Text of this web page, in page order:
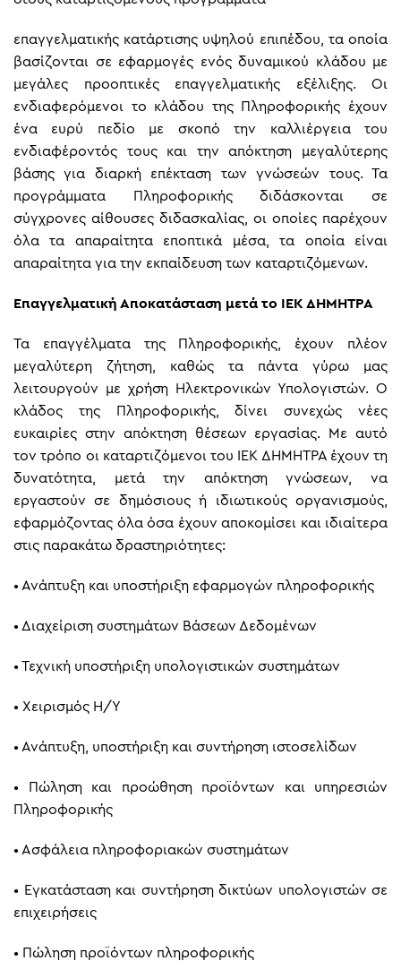
επαγγελματικής κατάρτισης υψηλού επιπέδου, τα οποία
βασίζονται σε εφαρμογές ενός δυναμικού κλάδου με
μεγάλες προοπτικές επαγγελματικής εξέλιξης. Οι
ενδιαφερόμενοι το κλάδου της Πληροφορικής έχουν
ένα ευρύ πεδίο με σκοπό την καλλιέργεια του
ενδιαφέροντός τους και την απόκτηση μεγαλύτερης
βάσης για διαρκή επέκταση των γνώσεών τους. Τα
προγράμματα Πληροφορικής διδάσκονται σε
σύγχρονες αίθουσες διδασκαλίας, οι οποίες παρέχουν
όλα τα απαραίτητα εποπτικά μέσα, τα οποία είναι
απαραίτητα για την εκπαίδευση των καταρτιζόμενων.
Επαγγελματική Αποκατάσταση μετά το ΙΕΚ ΔΗΜΗΤΡΑ
Τα επαγγέλματα της Πληροφορικής, έχουν πλέον
μεγαλύτερη ζήτηση, καθώς τα πάντα γύρω μας
λειτουργούν με χρήση Ηλεκτρονικών Υπολογιστών. Ο
κλάδος της Πληροφορικής, δίνει συνεχώς νέες
ευκαιρίες στην απόκτηση θέσεων εργασίας. Με αυτό
τον τρόπο οι καταρτιζόμενοι του ΙΕΚ ΔΗΜΗΤΡΑ έχουν τη
δυνατότητα, μετά την απόκτηση γνώσεων, να
εργαστούν σε δημόσιους ή ιδιωτικούς οργανισμούς,
εφαρμόζοντας όλα όσα έχουν αποκομίσει και ιδιαίτερα
στις παρακάτω δραστηριότητες:
• Ανάπτυξη και υποστήριξη εφαρμογών πληροφορικής
• Διαχείριση συστημάτων Βάσεων Δεδομένων
• Τεχνική υποστήριξη υπολογιστικών συστημάτων
• Χειρισμός Η/Υ
• Ανάπτυξη, υποστήριξη και συντήρηση ιστοσελίδων
•
Πώληση και προώθηση προϊόντων και υπηρεσιών
Πληροφορικής
• Ασφάλεια πληροφοριακών συστημάτων
• Εγκατάσταση και συντήρηση δικτύων υπολογιστών σε
επιχειρήσεις
• Πώληση προϊόντων πληροφορικής